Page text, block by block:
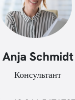
Anja Schmidt
Консультант